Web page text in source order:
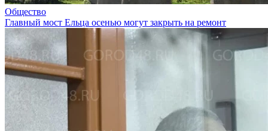
Общество
Главный мост Ельца осенью могут закрыть на ремонт